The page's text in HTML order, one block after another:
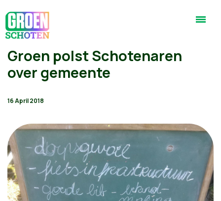
Groen polst Schotenaren
over gemeente
16 April 2018